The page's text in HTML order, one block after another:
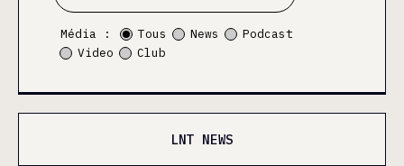
Média : Tous News
Podcast
Video
Club
LNT NEWS